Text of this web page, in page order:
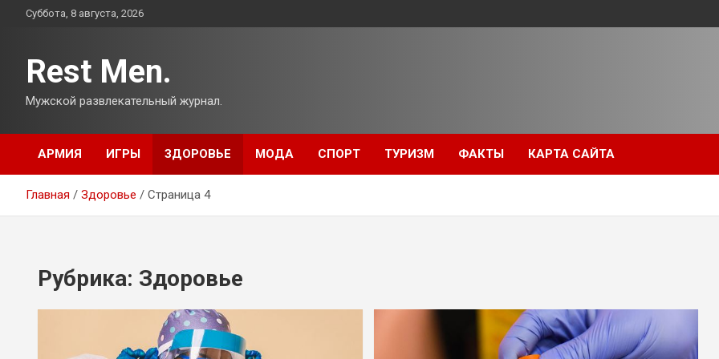
ПерейтиСуббота, 8 августа, 2026
Rest Men.
Мужской развлекательный журнал.
АРМИЯ ИГРЫ ЗДОРОВЬЕ МОДА СПОРТ ТУРИЗМ ФАКТЫ КАРТА САЙТА
Главная Здоровье Страница 4
Рубрика: Здоровье